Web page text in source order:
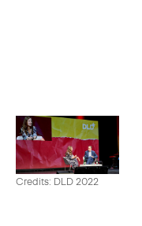
Credits: DLD 2022